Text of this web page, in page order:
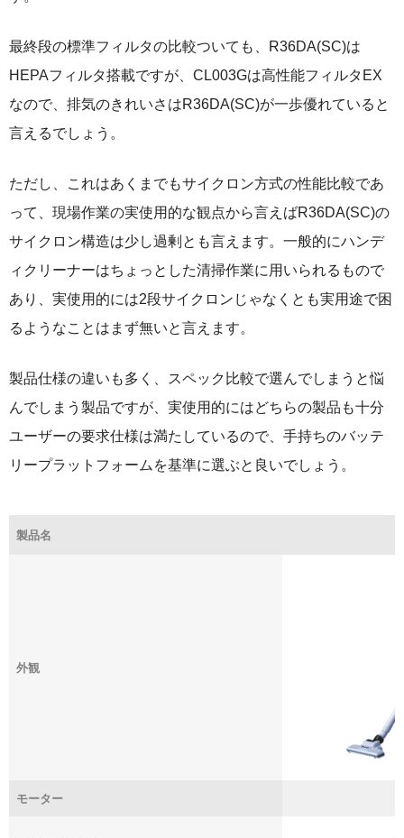
最終段の標準フィルタの比較ついても、R36DA(SC)は
HEPAフィルタ搭載ですが、CL003Gは高性能フィルタEX
なので、排気のきれいさはR36DA(SC)が一歩優れていると
言えるでしょう。
ただし、これはあくまでもサイクロン方式の性能比較であ
って、現場作業の実使用的な観点から言えばR36DA(SC)の
サイクロン構造は少し過剰とも言えます。一般的にハンデ
ィクリーナーはちょっとした清掃作業に用いられるもので
あり、実使用的には2段サイクロンじゃなくとも実用途で困
るようなことはまず無いと言えます。
製品仕様の違いも多く、スペック比較で選んでしまうと悩
んでしまう製品ですが、実使用的にはどちらの製品も十分
ユーザーの要求仕様は満たしているので、手持ちのバッテ
リープラットフォームを基準に選ぶと良いでしょう。
製品名
外観
モーター